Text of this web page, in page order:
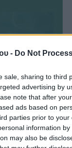
- Do Not
sale, sharing to third
advertising by
note that after
ads based on
parties prior to
information
may also be